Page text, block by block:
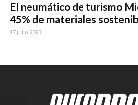
El neumático de turismo
45% de materiales
17 julio, 2023